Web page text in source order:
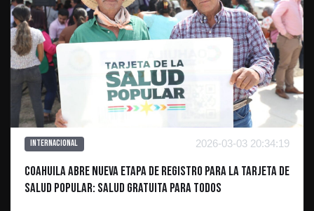
Internacional 2026-03-03 20:34:19
Coahuila abre nueva etapa de registro para la Tarjeta de
Salud Popular: Salud gratuita para todos